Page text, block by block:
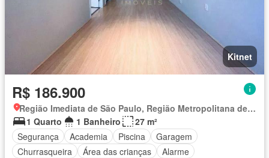
Kitnet
R$ 186.900
Região Imediata de São Paulo, Região Metropolitana de São Paulo
1 Quarto
1 Banheiro
27 m²
Segurança
Academia Piscina
Garagem
Churrasqueira
Área das crianças Alarme